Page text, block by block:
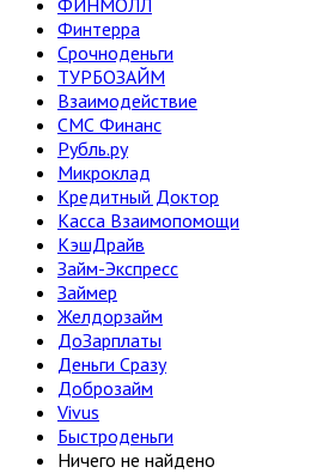
ФИНМОЛЛ
Финтерра
Срочноденьги
ТУРБОЗАЙМ
Взаимодействие
СМС Финанс
Рубль.ру
Микроклад
Кредитный Доктор
Касса Взаимопомощи
КэшДрайв
Займ-Экспресс
Займер
Желдорзайм
ДоЗарплаты
Деньги Сразу
Доброзайм
Vivus
Быстроденьги
Ничего не найдено